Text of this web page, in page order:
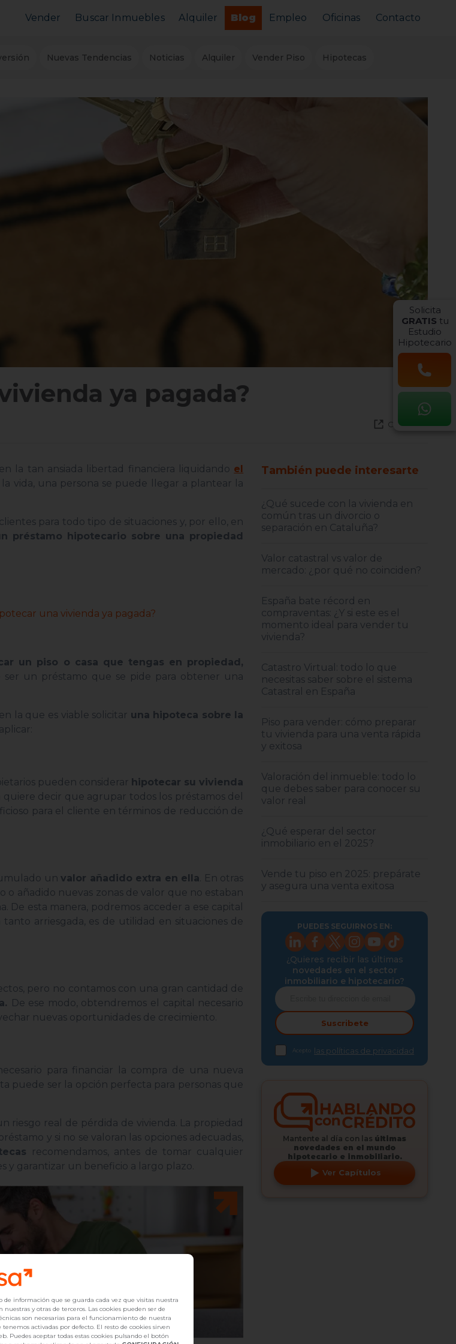
Vender
MarketPlace
Buscar Inmuebles
MarketPlace
Alquiler Blog Empleo Oficinas Contacto
Nuevas Tendencias Noticias Alquiler Vender Piso Hipotecas
ya pagada?
Compartir
la tan ansiada libertad financiera liquidando el
la vida, una persona se puede llegar a plantear la
para todo tipo de situaciones y, por ello, en
préstamo hipotecario sobre una propiedad
una vivienda ya pagada?
un piso o casa que tengas en propiedad,
un préstamo que se pide para obtener una
la que es viable solicitar una hipoteca sobre la
pueden considerar hipotecar su vivienda
decir que agrupar todos los préstamos del
para el cliente en términos de reducción de
unvalor añadido extra en ella . En otras
o añadido nuevas zonas de valor que no estaban
De esta manera, podremos acceder a ese capital
tanto arriesgada, es de utilidad en situaciones de
pero no contamos con una gran cantidad de
De ese modo, obtendremos el capital necesario
nuevas oportunidades de crecimiento.
para financiar la compra de una nueva
puede ser la opción perfecta para personas que
riesgo real de pérdida de vivienda. La propiedad
y si no se valoran las opciones adecuadas,
recomendamos, antes de tomar cualquier
y garantizar un beneficio a largo plazo.
También puede interesarte
¿Qué sucede con la vivienda en
común tras un divorcio o
separación en Cataluña?
Valor catastral vs valor de
mercado: ¿por qué no coinciden?
España bate récord en
compraventas: ¿Y si este es el
momento ideal para vender tu
vivienda?
Catastro Virtual: todo lo que
necesitas saber sobre el sistema
Catastral en España
Piso para vender: cómo preparar
tu vivienda para una venta rápida
y exitosa
Valoración del inmueble: todo lo
que debes saber para conocer su
valor real
¿Qué esperar del sector
inmobiliario en el 2025?
Vende tu piso en 2025: prepárate
y asegura una venta exitosa
PUEDES SEGUIRNOS EN:
¿Quieres recibir las últimas
novedades en el sector
inmobiliario e hipotecario?
Suscribete
Acepto las políticas de privacidad
Mantente al día con las últimas
novedades en el mundo
hipotecario e inmobiliario.
Ver Capítulos
Solicita
GRATIS tu
Estudio
Hipotecario
de información que se guarda cada vez que visitas nuestra
nuestras y otras de terceros. Las cookies pueden ser de
son necesarias para el funcionamiento de nuestra
activadas por defecto. El resto de cookies sirven
Puedes aceptar todas estas cookies pulsando el botón